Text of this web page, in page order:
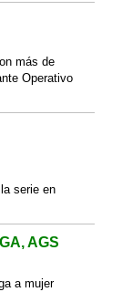
más de
Operativo
serie en
AGS
a mujer